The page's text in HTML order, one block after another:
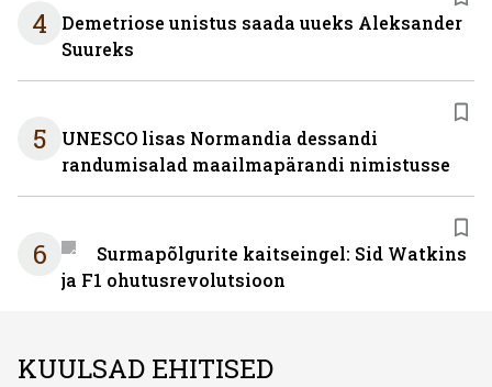
4
Demetriose unistus saada uueks Aleksander
Suureks
5
UNESCO lisas Normandia dessandi
randumisalad maailmapärandi nimistusse
6
Surmapõlgurite kaitseingel: Sid Watkins
ja F1 ohutusrevolutsioon
KUULSAD EHITISED